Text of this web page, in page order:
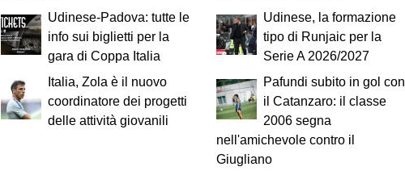
Udinese-Padova: tutte le
info sui biglietti per la
gara di Coppa Italia
Udinese, la formazione
tipo di Runjaic per la
Serie A 2026/2027
Italia, Zola è il nuovo
coordinatore dei progetti
delle attività giovanili
Pafundi subito in gol con
il Catanzaro: il classe
2006 segna
nell'amichevole contro il
Giugliano